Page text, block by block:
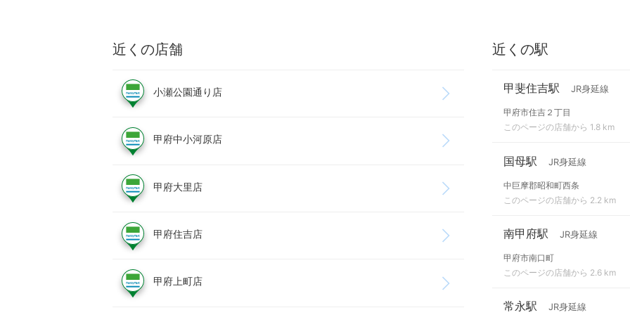
近くの店舗
小瀬公園通り店
甲府中小河原店
甲府大里店
甲府住吉店
甲府上町店
近くの駅
甲斐住吉駅 JR身延線
甲府市住吉２丁目
このページの店舗から 1.8 km
国母駅 JR身延線
中巨摩郡昭和町西条
このページの店舗から 2.2 km
南甲府駅 JR身延線
甲府市南口町
このページの店舗から 2.6 km
常永駅 JR身延線